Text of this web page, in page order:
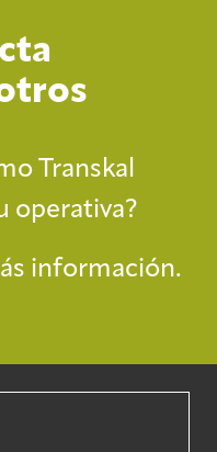
Transkal
operativa?
información.